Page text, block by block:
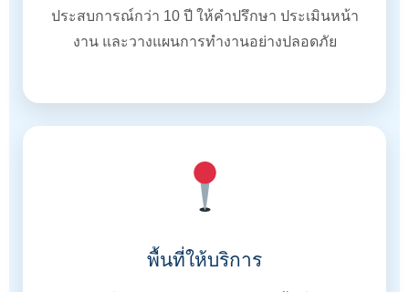
ประสบการณ์กว่า 10 ปี ให้คำปรึกษา ประเมินหน้า
งาน และวางแผนการทำงานอย่างปลอดภัย
พื้นที่ให้บริการ